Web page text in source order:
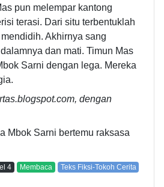
pun melempar kantong
terasi. Dari situ terbentuklah
Akhirnya sang
dan mati. Timun Mas
Sarni dengan lega. Mereka
dengan
Mbok Sarni bertemu raksasa
4 Membaca
Teks Fiksi-Tokoh Cerita